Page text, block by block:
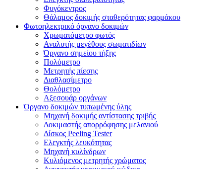
Φυγόκεντρος
Θάλαμος δοκιμής σταθερότητας φαρμάκου
Φωτοηλεκτρικό όργανο δοκιμών
Χρωματόμετρο φωτός
Αναλυτής μεγέθους σωματιδίων
Όργανο σημείου τήξης
Πολόμετρο
Μετρητής πίεσης
Διαθλασίμετρο
Θολόμετρο
Αξεσουάρ οργάνων
Όργανο δοκιμών τυπωμένης ύλης
Μηχανή δοκιμής αντίστασης τριβής
Δοκιμαστής απορρόφησης μελανιού
Δίσκος Peeling Tester
Ελεγκτής λευκότητας
Μηχανή κυλίνδρων
Κυλιόμενος μετρητής χρώματος